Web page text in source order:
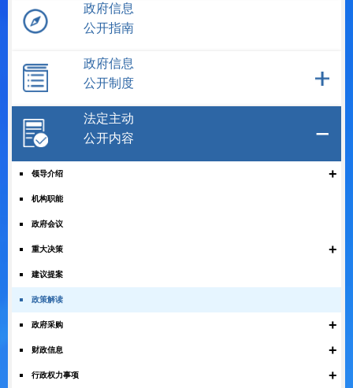
政府信息
公开指南
政府信息
公开制度
法定主动
公开内容
领导介绍 +
机构职能
政府会议
重大决策 +
建议提案
政策解读
政府采购 +
财政信息 +
行政权力事项 +